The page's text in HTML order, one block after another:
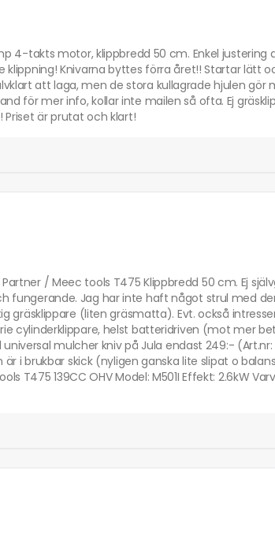
4-takts motor, klippbredd 50 cm. Enkel justering
klippning! Knivarna byttes förra året!! Startar lätt
att laga, men de stora kullagrade hjulen gör
för mer info, kollar inte mailen så ofta. Ej
Priset är prutat och klart!
/ Meec tools T475 Klippbredd 50 cm. Ej
Jag har inte haft något strul med
(liten gräsmatta). Evt. också
cylinderklippare, helst batteridriven (mot mer
mulcher kniv på Jula endast 249:- (Art.nr:
i brukbar skick (nyligen ganska lite slipat o balans
T475 139CC OHV Model: M501I Effekt: 2.6kW